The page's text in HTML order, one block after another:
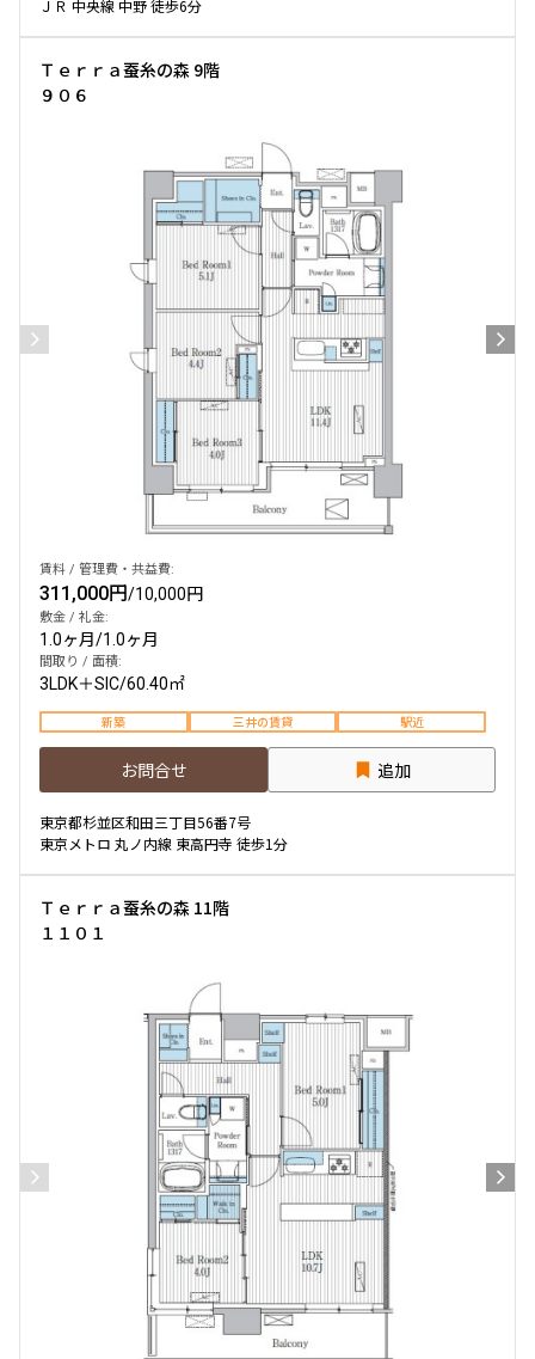
ＪＲ 中央線 中野 徒歩6分
Ｔｅｒｒａ蚕糸の森 9階
９０６
賃料 / 管理費・共益費:
311,000円/10,000円
敷金 / 礼金:
1.0ヶ月/1.0ヶ月
間取り / 面積:
3LDK＋SIC/60.40㎡
新築 三井の賃貸 駅近
お問合せ 追加
東京都杉並区和田三丁目56番7号
東京メトロ 丸ノ内線 東高円寺 徒歩1分
Ｔｅｒｒａ蚕糸の森 11階
１１０１